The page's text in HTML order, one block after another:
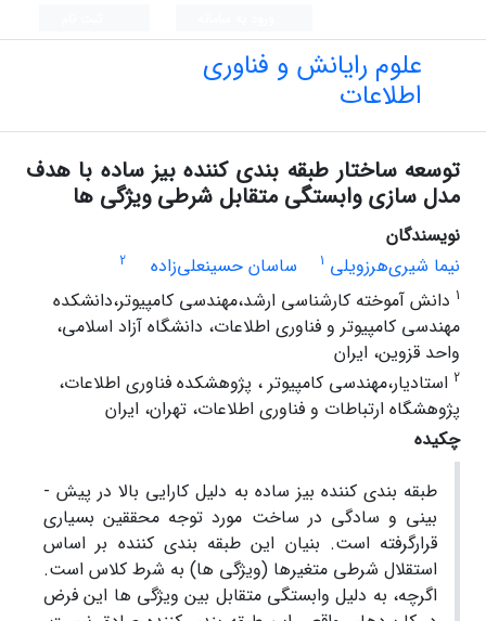
علوم رایانش و فناوری
اطلاعات
توسعه ساختار طبقه بندی کننده بیز ساده با هدف
مدل سازی وابستگی متقابل شرطی ویژگی ها
نویسندگان
نیما شیری‌هرزویلی 1 ساسان حسینعلی‌زاده
2
1 دانش آموخته کارشناسی ارشد،مهندسی کامپیوتر،دانشکده
مهندسی کامپیوتر و فناوری اطلاعات، دانشگاه آزاد اسلامی،
واحد قزوین، ایران
2 استادیار،مهندسی کامپیوتر ، پژوهشکده فناوری اطلاعات،
پژوهشگاه ارتباطات و فناوری اطلاعات، تهران، ایران
چکیده
طبقه ­بندی کننده بیز ساده به دلیل کارایی بالا در پیش ­
بینی و سادگی در ساخت مورد توجه محققین بسیاری
قرارگرفته است. بنیان این طبقه ­بندی کننده بر اساس
استقلال شرطی متغیر­ها (ویژگی ­ها) به شرط کلاس است.
اگرچه، به دلیل وابستگی متقابل بین ویژگی ­ها این فرض